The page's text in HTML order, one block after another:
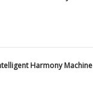
Harmony Machine